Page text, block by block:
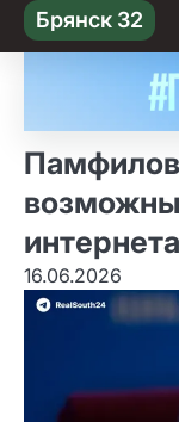
Skip
to content
Брянск 32
16.06.2026